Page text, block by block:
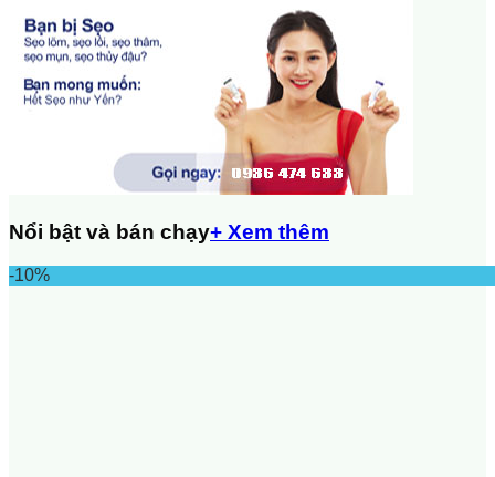
Nổi bật và bán chạy+ Xem thêm
-10%